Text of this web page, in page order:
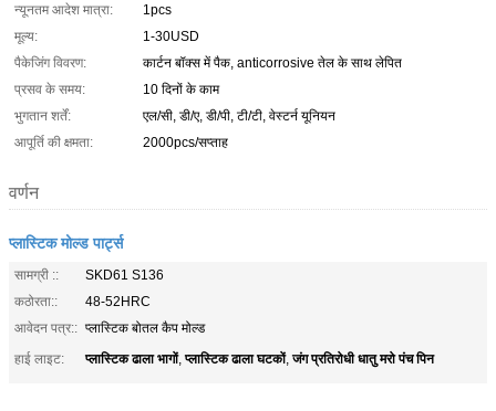
न्यूनतम आदेश मात्रा:
1pcs
मूल्य:
1-30USD
पैकेजिंग विवरण:
कार्टन बॉक्स में पैक, anticorrosive तेल के साथ लेपित
प्रसव के समय:
10 दिनों के काम
भुगतान शर्तें:
एल/सी, डी/ए, डी/पी, टी/टी, वेस्टर्न यूनियन
आपूर्ति की क्षमता:
2000pcs/सप्ताह
वर्णन
प्लास्टिक मोल्ड पार्ट्स
सामग्री ::
SKD61 S136
कठोरता::
48-52HRC
आवेदन पत्र:: प्लास्टिक बोतल कैप मोल्ड
हाई लाइट:
प्लास्टिक ढाला भागों,प्लास्टिक ढाला घटकों,जंग प्रतिरोधी धातु मरो पंच पिन